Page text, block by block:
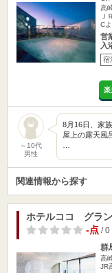
高
Ｊ
C
営
入
宿
楽
～10代
男性
8月16日、家
屋上の露天風
関連情報から探す
ホテルココ グラ
-点/ 0
群
高
JR